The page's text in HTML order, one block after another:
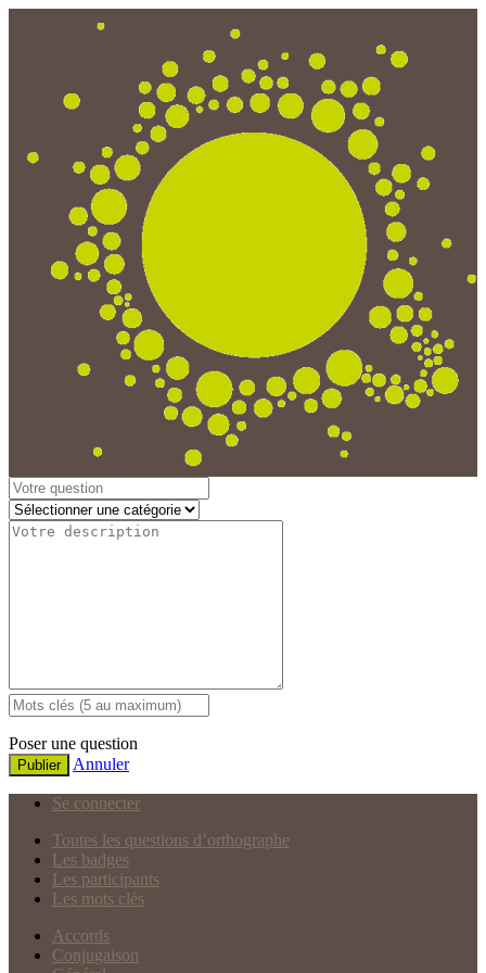
Poser une question
Publier Annuler
Se connecter
Toutes les questions d’orthographe
Les badges
Les participants
Les mots clés
Accords
Conjugaison